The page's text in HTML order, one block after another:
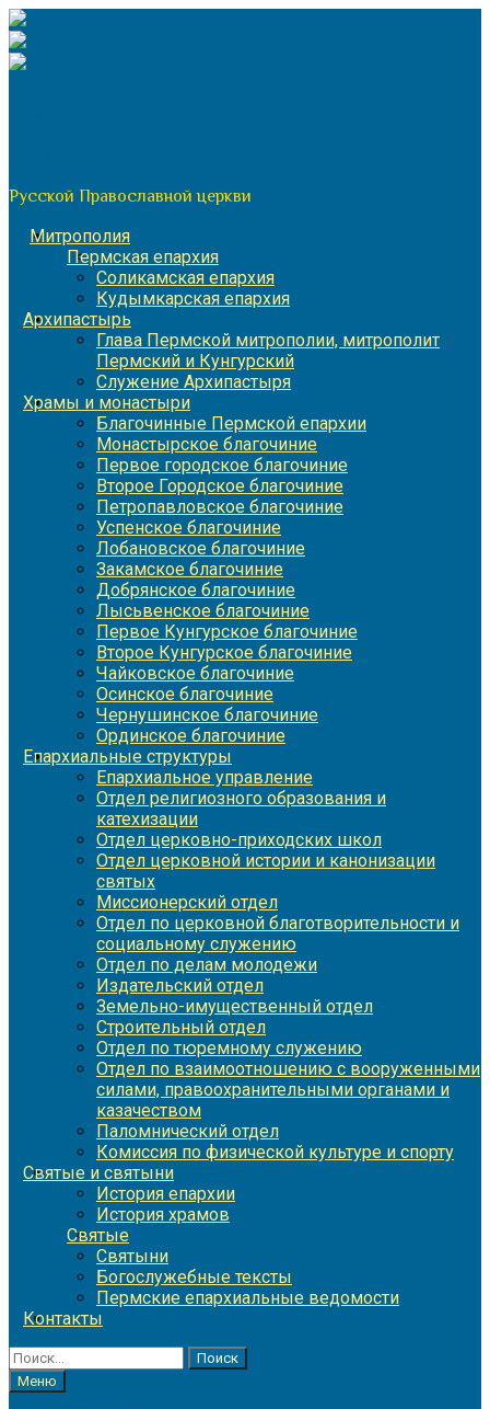
Перейти
к
содержимому
Русской Православной церкви
Митрополия
Пермская епархия
Соликамская епархия
Кудымкарская епархия
Архипастырь
Глава Пермской митрополии, митрополит
Пермский и Кунгурский
Служение Архипастыря
Храмы и монастыри
Благочинные Пермской епархии
Монастырское благочиние
Первое городское благочиние
Второе Городское благочиние
Петропавловское благочиние
Успенское благочиние
Лобановское благочиние
Закамское благочиние
Добрянское благочиние
Лысьвенское благочиние
Первое Кунгурское благочиние
Второе Кунгурское благочиние
Чайковское благочиние
Осинское благочиние
Чернушинское благочиние
Ординское благочиние
Епархиальные структуры
Епархиальное управление
Отдел религиозного образования и
катехизации
Отдел церковно-приходских школ
Отдел церковной истории и канонизации
святых
Миссионерский отдел
Отдел по церковной благотворительности и
социальному служению
Отдел по делам молодежи
Издательский отдел
Земельно-имущественный отдел
Строительный отдел
Отдел по тюремному служению
Отдел по взаимоотношению с вооруженными
силами, правоохранительными органами и
казачеством
Паломнический отдел
Комиссия по физической культуре и спорту
Святые и святыни
История епархии
История храмов
Святые
Святыни
Богослужебные тексты
Пермские епархиальные ведомости
Контакты
Найти:
Меню